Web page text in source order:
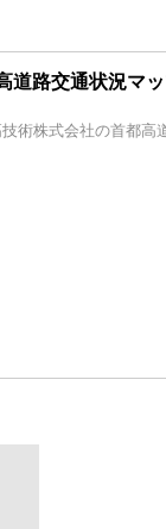
道路交通状況マ
術株式会社の首都高